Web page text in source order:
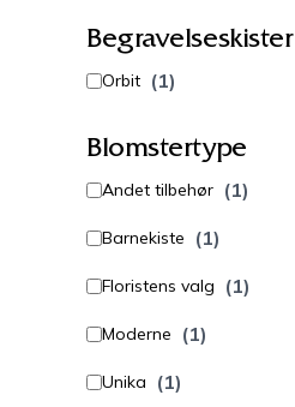
Begravelseskister
Orbit (1)
Blomstertype
Andet tilbehør (1)
Barnekiste (1)
Floristens valg (1)
Moderne (1)
Unika (1)